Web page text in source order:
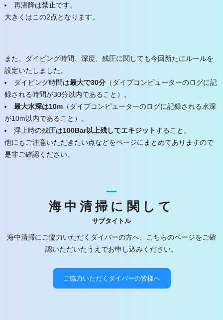
再潜降は禁止です。
大きくはこの2点となります。
また、ダイビング時間、深度、残圧に関しても今回新たにルールを
設定いたしました。
ダイビング時間は最大で30分（ダイブコンピューターのログに記
録される時間が30分以内であること）。
最大水深は10m（ダイブコンピューターのログに記録される水深
が10m以内であること）。
浮上時の残圧は100Bar以上残してエキジットすること。
他にもご注意いただきたい点などをページにまとめてありますので
是非ご確認ください。
海中清掃に関して
サブタイトル
海中清掃にご協力いただくダイバーの方へ、こちらのページをご確
認いただいたうえでお申し込みください。
ご協力いただくダイバーの皆様へ